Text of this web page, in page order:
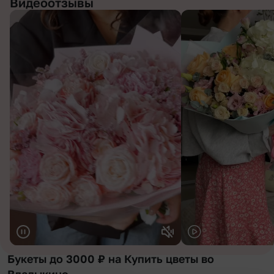
Букеты до 3000 ₽ на Купить цветы во